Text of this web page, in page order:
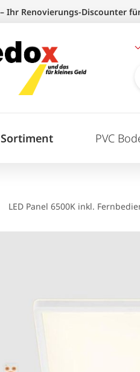
Ihr Renovierungs-Discounter
Sortiment PVC
LED Panel 6500K inkl.